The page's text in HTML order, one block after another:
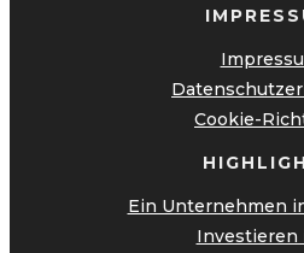
Cookie-
Ein Unternehmen
Investieren